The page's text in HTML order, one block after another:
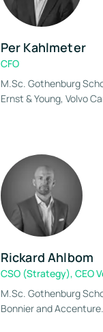
Per Kahlmeter
CFO
M.Sc. Gothenburg
Ernst & Young, Volvo
Rickard Ahlbom
CSO (Strategy), CEO
M.Sc. Gothenburg
Bonnier and Accenture.